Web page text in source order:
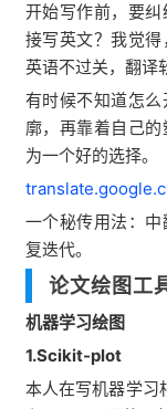
开始写作前，要
接写英文？我觉得
英语不过关，翻译
有时候不知道怎
廓，再靠着自己
为一个好的选择。
一个秘传用法：
复迭代。
论文绘图工
机器学习绘图
1.Scikit-plot
本人在写机器学